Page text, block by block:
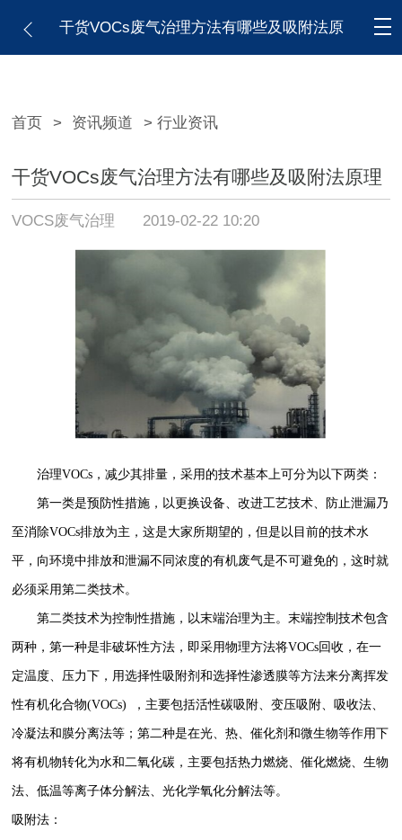
干货VOCs废气治理方法有哪些及吸附法原
首页 > 资讯频道 > 行业资讯
干货VOCs废气治理方法有哪些及吸附法原理
VOCS废气治理 2019-02-22 10:20
治理VOCs，减少其排量，采用的技术基本上可分为以下两类：
第一类是预防性措施，以更换设备、改进工艺技术、防止泄漏乃
至消除VOCs排放为主，这是大家所期望的，但是以目前的技术水
平，向环境中排放和泄漏不同浓度的有机废气是不可避免的，这时就
必须采用第二类技术。
第二类技术为控制性措施，以末端治理为主。末端控制技术包含
两种，第一种是非破坏性方法，即采用物理方法将VOCs回收，在一
定温度、压力下，用选择性吸附剂和选择性渗透膜等方法来分离挥发
性有机化合物(VOCs) ，主要包括活性碳吸附、变压吸附、吸收法、
冷凝法和膜分离法等；第二种是在光、热、催化剂和微生物等作用下
将有机物转化为水和二氧化碳，主要包括热力燃烧、催化燃烧、生物
法、低温等离子体分解法、光化学氧化分解法等。
吸附法：